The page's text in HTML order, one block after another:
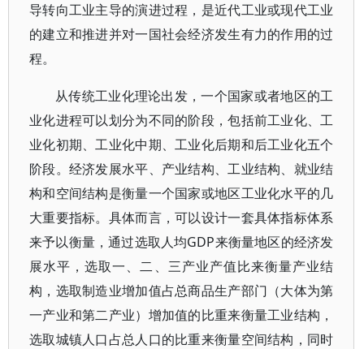
导转向工业主导的演进过程，是近代工业或现代工业
的建立和推进并对一国社会经济发生有力的作用的过
程。
从传统工业化理论出发，一个国家或者地区的工
业化进程可以划分为不同的阶段，包括前工业化、工
业化初期、工业化中期、工业化后期和后工业化五个
阶段。经济发展水平、产业结构、工业结构、就业结
构和空间结构是衡量一个国家或地区工业化水平的几
大重要指标。具体而言，可以设计一套具体指标体系
来予以衡量，通过选取人均GDP来衡量地区的经济发
展水平，选取一、二、三产业产值比来衡量产业结
构，选取制造业增加值占总商品生产部门（大体为第
一产业和第二产业）增加值的比重来衡量工业结构，
选取城镇人口占总人口的比重来衡量空间结构，同时